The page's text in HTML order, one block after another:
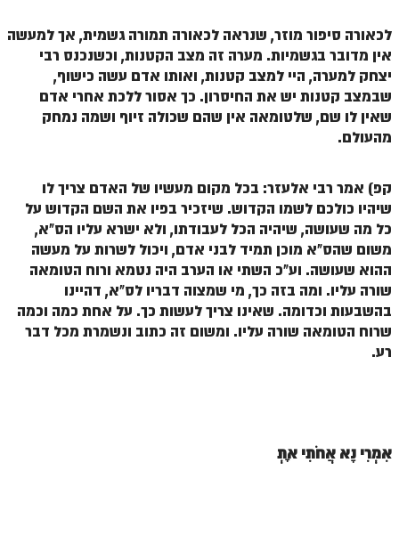
ספר הזוהר – דברים
זוהר ואתחנן למתחילים
זוהר ואתחנן למתקדמים
זוהר הקדוש עקב למתקדמים
זהר שופטים מתחילים
זהר שופטים מתקדמים
זוהר כי תצא מתחילים
זוהר וילך השקפה
לכאורה סיפור מוזר, שנראה לכאורה תמורה גשמית, אך למעשה
אין מדובר בגשמיות. מערה זה מצב הקטנות, וכשנכנס רבי
יצחק למערה, היי למצב קטנות, ואותו אדם עשה כישוף,
שבמצב קטנות יש את החיסרון. כך אסור ללכת אחרי אדם
שאין לו שם, שלטומאה אין שהם שכולה זיוף ושמה נמחק
מהעולם.
קפ) אמר רבי אלעזר: בכל מקום מעשיו של האדם צריך לו
שיהיו כולכם לשמו הקדוש. שיזכיר בפיו את השם הקדוש על
כל מה שעושה, שיהיה הכל לעבודתו, ולא ישרא עליו הס"א,
משום שהס"א מוכן תמיד לבני אדם, ויכול לשרות על מעשה
ההוא שעושה. וע"כ השתי או הערב היה נטמא ורוח הטומאה
שורה עליו. ומה בזה כך, מי שמצוה דבריו לס"א, דהיינו
בהשבעות וכדומה. שאינו צריך לעשות כך. על אחת כמה וכמה
שרוח הטומאה שורה עליו. ומשום זה כתוב ונשמרת מכל דבר
רע.
אִמְרִי נָא אֲחֹתִי אָתְּ